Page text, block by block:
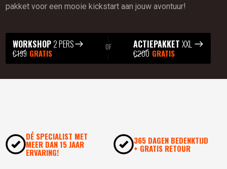
pakket voor een mooie kickstart aan jouw avontuur!
WORKSHOP2 PERS
€199 GRATIS
OF ACTIEPAKKETXXL
€200 GRATIS
DÉ SPECIALIST MET
MEER DAN 15 JAAR
ERVARING!
365 DAGEN BEDENKTIJD
+ GRATIS RETOUR